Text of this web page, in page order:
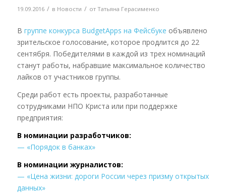
19.09.2016 / в Новости / от Татьяна Герасименко
В группе конкурса BudgetApps на Фейсбуке объявлено
зрительское голосование, которое продлится до 22
сентября. Победителями в каждой из трех номинаций
станут работы, набравшие максимальное количество
лайков от участников группы.
Среди работ есть проекты, разработанные
сотрудниками НПО Криста или при поддержке
предприятия:
В номинации разработчиков:
— «Порядок в банках»
В номинации журналистов:
— «Цена жизни: дороги России через призму открытых
данных»